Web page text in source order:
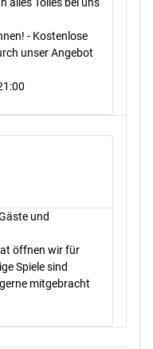
- Kostenlose
unser Angebot
und
öffnen wir für
Spiele sind
mitgebracht